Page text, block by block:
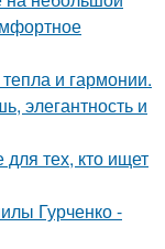
и гармонии.
элегантность и
тех, кто ищет
Гурченко -